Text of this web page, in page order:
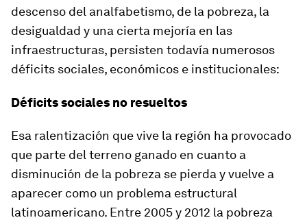
descenso del analfabetismo, de la pobreza, la
desigualdad y una cierta mejoría en las
infraestructuras, persisten todavía numerosos
déficits sociales, económicos e institucionales:
Déficits sociales no resueltos
Esa ralentización que vive la región ha provocado
que parte del terreno ganado en cuanto a
disminución de la pobreza se pierda y vuelve a
aparecer como un problema estructural
latinoamericano. Entre 2005 y 2012 la pobreza